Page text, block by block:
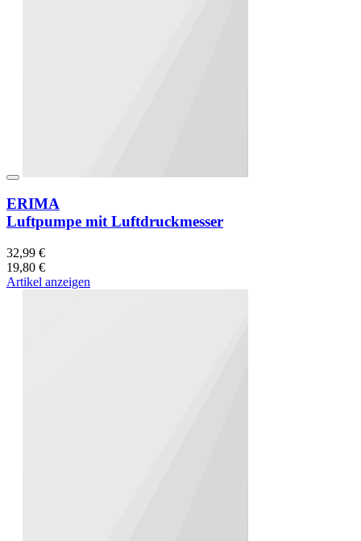
ERIMA
Luftpumpe mit Luftdruckmesser
32,99 €
19,80 €
Artikel anzeigen